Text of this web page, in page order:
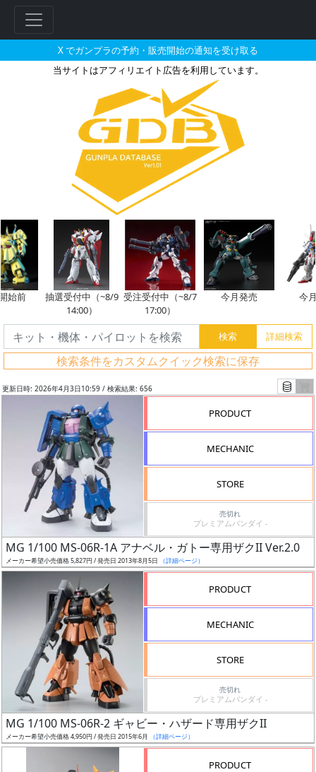
X でガンプラの予約・販売開始の通知を受け取る
当サイトはアフィリエイト広告を利用しています。
MG 1/100 MS-06R-1A アナベル
抽選受付中（~8/9
14:00）
受注受付中（~8/7
17:00）
今月発売 今月再
検索条件をカスタムクイック検索に保存
フ
リ
グ
レ
更新日時: 2026年4月3日10:59 / 検索結果: 656
PRODUCT
MECHANIC
STORE
売切れ
プレミアムバンダイ -
MG 1/100 MS-06R-1A アナベル・ガトー専用ザクII Ver.2.0
メーカー希望小売価格 5,827円 / 発売日 2013年8月5日 （詳細ページ）
PRODUCT
MECHANIC
STORE
売切れ
プレミアムバンダイ -
MG 1/100 MS-06R-2 ギャビー・ハザード専用ザクII
メーカー希望小売価格 4,950円 / 発売日 2015年6月 （詳細ページ）
PRODUCT